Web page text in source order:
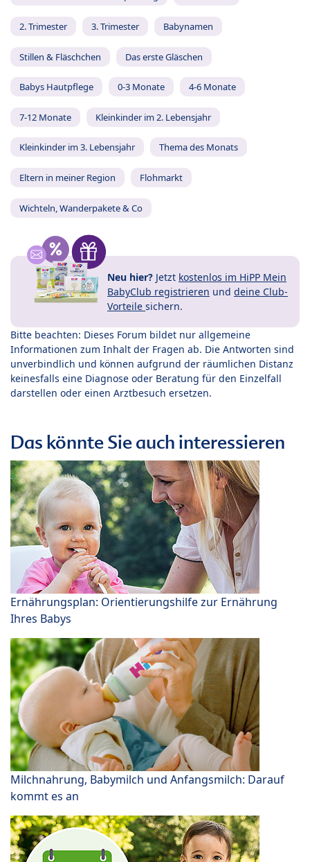
2. Trimester 3. Trimester Babynamen
Stillen & Fläschchen Das erste Gläschen
Babys Hautpflege 0-3 Monate 4-6 Monate
7-12 Monate Kleinkinder im 2. Lebensjahr
Kleinkinder im 3. Lebensjahr Thema des Monats
Eltern in meiner Region Flohmarkt
Wichteln, Wanderpakete & Co
Neu hier? Jetzt kostenlos im HiPP Mein
BabyClub registrieren und deine Club-
Vorteile sichern.
Bitte beachten: Dieses Forum bildet nur allgemeine
Informationen zum Inhalt der Fragen ab. Die Antworten sind
unverbindlich und können aufgrund der räumlichen Distanz
keinesfalls eine Diagnose oder Beratung für den Einzelfall
darstellen oder einen Arztbesuch ersetzen.
Das könnte Sie auch interessieren
Ernährungsplan: Orientierungshilfe zur Ernährung
Ihres Babys
Milchnahrung, Babymilch und Anfangsmilch: Darauf
kommt es an